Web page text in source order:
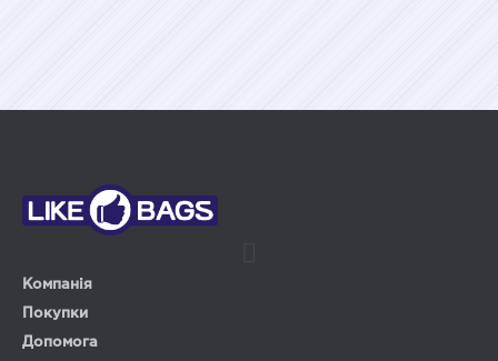
Компанія
Покупки
Допомога